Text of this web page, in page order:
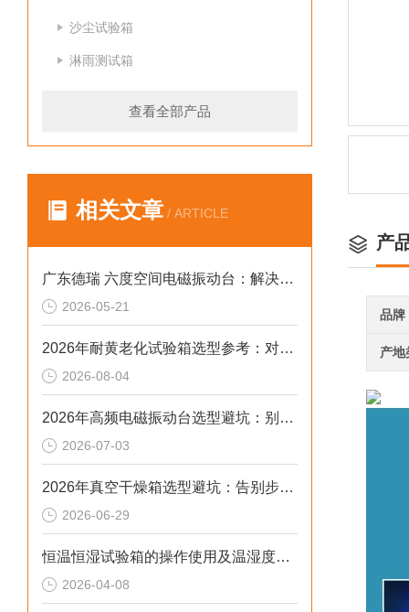
沙尘试验箱
淋雨测试箱
查看全部产品
相关文章 / ARTICLE
广东德瑞 六度空间电磁振动台：解决多轴耦合干扰的 2026 选型标准
2026-05-21
2026年耐黄老化试验箱选型参考：对标新标准与数据合规
2026-08-04
2026年高频电磁振动台选型避坑：别让步进低配拖累审核与研发数据
2026-07-03
2026年真空干燥箱选型避坑：告别步进低配数据漂移
2026-06-29
恒温恒湿试验箱的操作使用及温湿度程序编辑与定值运行设置步骤
2026-04-08
产
品牌
产地